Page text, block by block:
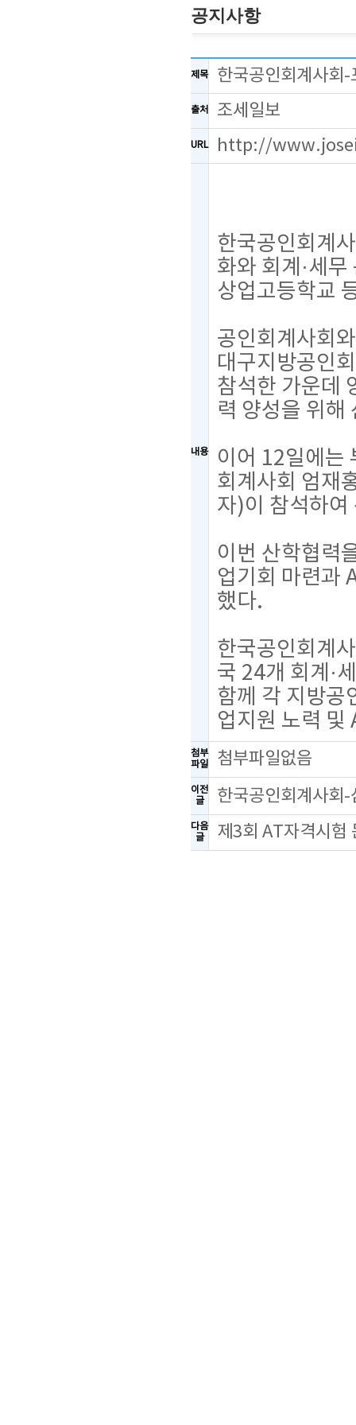
공지사항
제목 한국공인회계사회
출처 조세일보
URL http://
내용
한국공인회계
화와 회계·세
상업고등학교
공인회계사회
대구지방공인
참석한 가운데
력 양성을 위해
이어 12일에는
회계사회 엄재
자)이 참석하
이번 산학협력
업기회 마련과
했다.
한국공인회계
국 24개 회계·
함께 각 지방공
업지원 노력 및
첨부
파일
첨부파일없음
이전
글
한국공인회계사회
다음
글
제3회 AT자격시험